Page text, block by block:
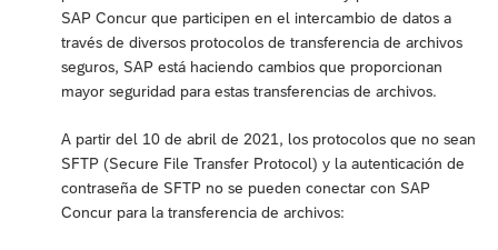
SAP Concur que participen en el intercambio de datos a
través de diversos protocolos de transferencia de archivos
seguros, SAP está haciendo cambios que proporcionan
mayor seguridad para estas transferencias de archivos.
A partir del 10 de abril de 2021, los protocolos que no sean
SFTP (Secure File Transfer Protocol) y la autenticación de
contraseña de SFTP no se pueden conectar con SAP
Concur para la transferencia de archivos: